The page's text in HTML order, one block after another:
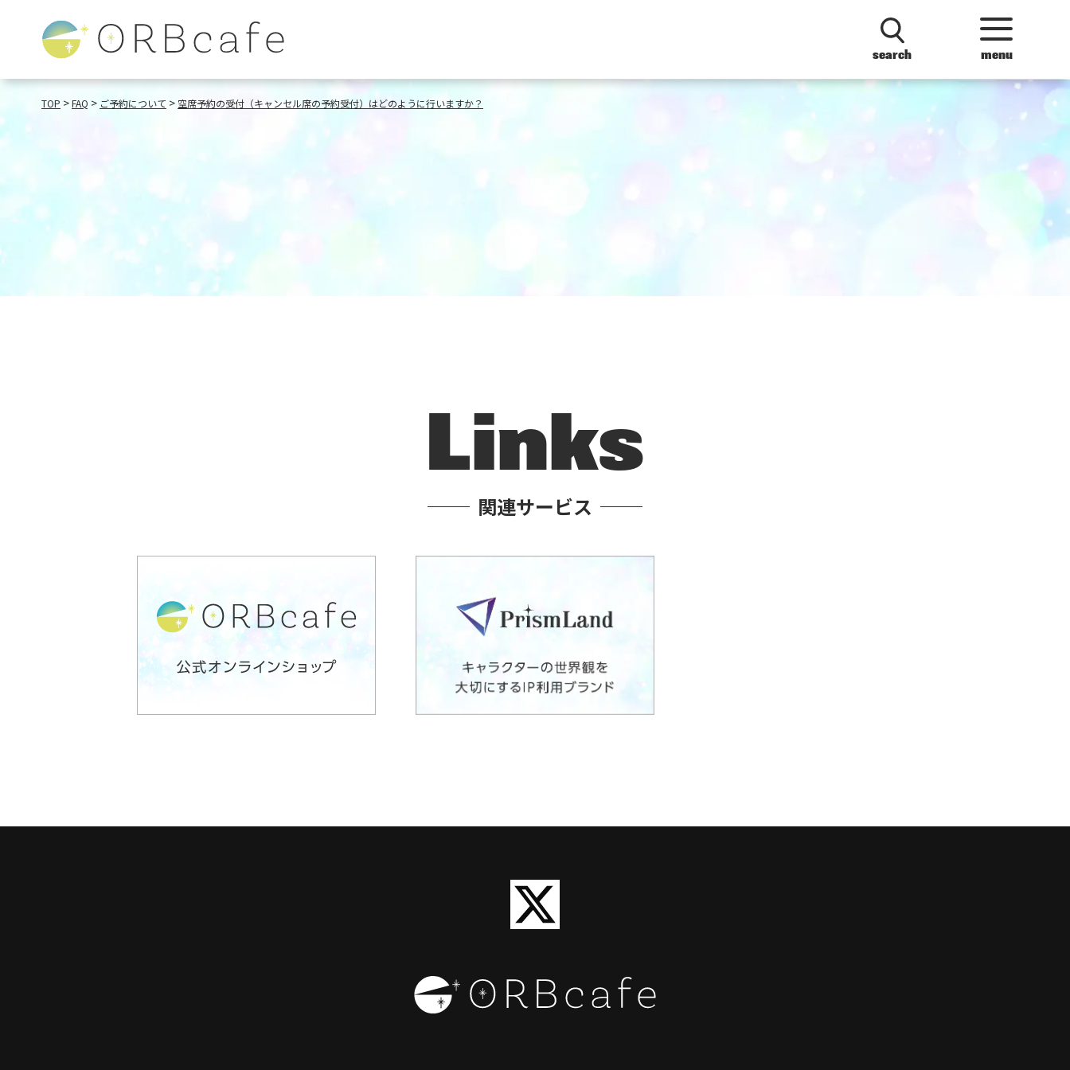
search menu
TOP >FAQ > ご予約について > 空席予約の受付（キャンセル席の予約受付）はどのように行いますか？
Links
関連サービス